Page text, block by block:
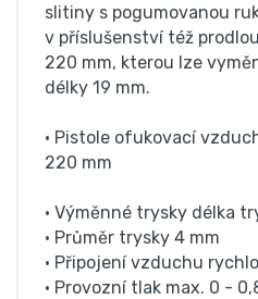
slitiny s pogumovanou
v příslušenství též
220 mm, kterou lze
délky 19 mm.
• Pistole ofukovací
220 mm
• Výměnné trysky délka
• Průměr trysky 4 mm
• Připojení vzduchu
• Provozní tlak max. 0 -